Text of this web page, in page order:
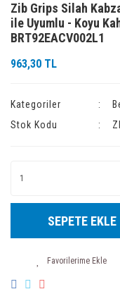
Zib Grips Silah
ile Uyumlu - Koyu
BRT92EACV002L1
963,30 TL
Kategoriler
Stok Kodu
SEPETE EKLE